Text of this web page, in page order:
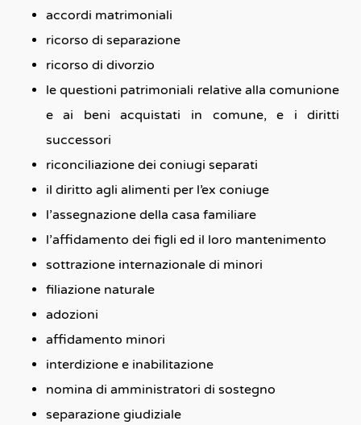
accordi matrimoniali
ricorso di separazione
ricorso di divorzio
le questioni patrimoniali relative alla comunione
e ai beni acquistati in comune, e i diritti
successori
riconciliazione dei coniugi separati
il diritto agli alimenti per l’ex coniuge
l’assegnazione della casa familiare
l’affidamento dei figli ed il loro mantenimento
sottrazione internazionale di minori
filiazione naturale
adozioni
affidamento minori
interdizione e inabilitazione
nomina di amministratori di sostegno
separazione giudiziale